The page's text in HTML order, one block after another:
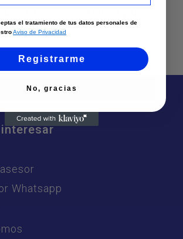
Whatsapp
el tratamiento de tus datos personales de
Aviso de Privacidad
Registrarme
No, gracias